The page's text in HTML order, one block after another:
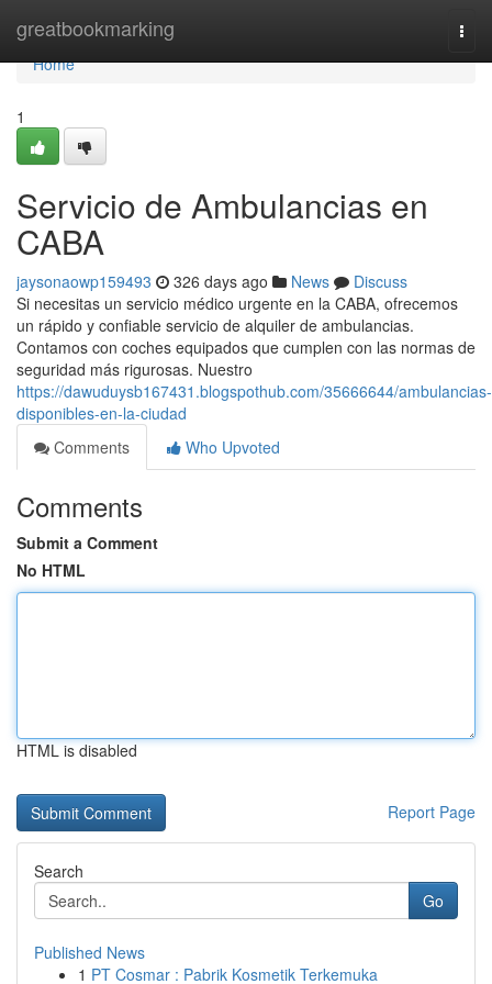
greatbookmarking
Home
Home
1
Servicio de Ambulancias en
CABA
jaysonaowp159493 326 days ago News
Discuss
Si necesitas un servicio médico urgente en la CABA, ofrecemos
un rápido y confiable servicio de alquiler de ambulancias.
Contamos con coches equipados que cumplen con las normas de
seguridad más rigurosas. Nuestro
https://dawuduysb167431.blogspothub.com/35666644/ambulancias-
disponibles-en-la-ciudad
Comments
Who Upvoted
Comments
Submit a Comment
No HTML
HTML is disabled
Report Page
Search
Go
Published News
1 PT Cosmar : Pabrik Kosmetik Terkemuka